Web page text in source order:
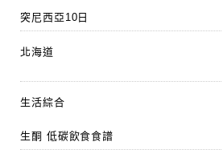
突尼西亞10日
北海道
生活綜合
生酮 低碳飲食食譜